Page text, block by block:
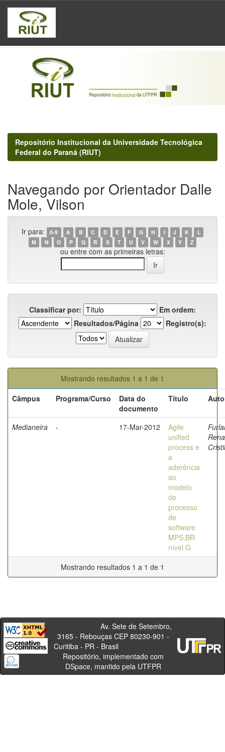
Skip
navigation
Repositório Institucional da Universidade Tecnológica
Federal do Paraná (RIUT)
Navegando por Orientador Dalle
Mole, Vilson
Ir para: 0-9 A B C D E F G H I J K
L
M
N O P Q R S T U V W X Y Z
ou entre com as primeiras letras:
Classificar por:
Em ordem:
Resultados/Página
Registro(s):
Mostrando resultados 1 a 1 de 1
Câmpus
Programa/Curso
Data do
documento
Título
Medianeira - 17-Mar-2012
Agile
unified
process e
a
aderência
ao
modelo
de
processo
de
software
MPS.BR
nível G
Mostrando resultados 1 a 1 de 1
Av. Sete de Setembro,
3165 - Rebouças CEP 80230-901 -
Curitiba - PR - Brasil
Repositório, implementado com
DSpace, mantido pela UTFPR